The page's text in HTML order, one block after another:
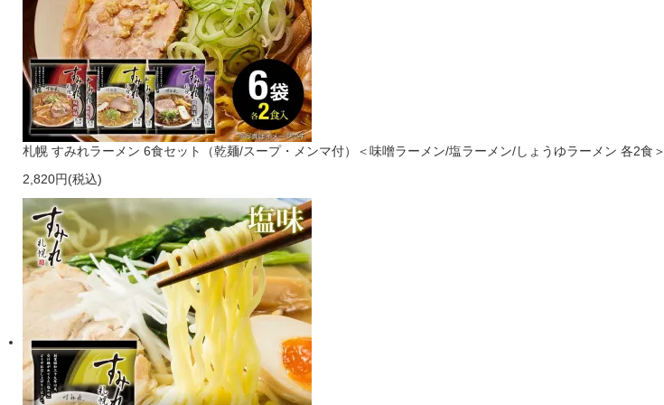
札幌 すみれラーメン 6食セット（乾麺/スープ・メンマ付）＜味噌ラーメン/塩ラーメン/しょうゆラーメン 各2食＞
2,820円(税込)